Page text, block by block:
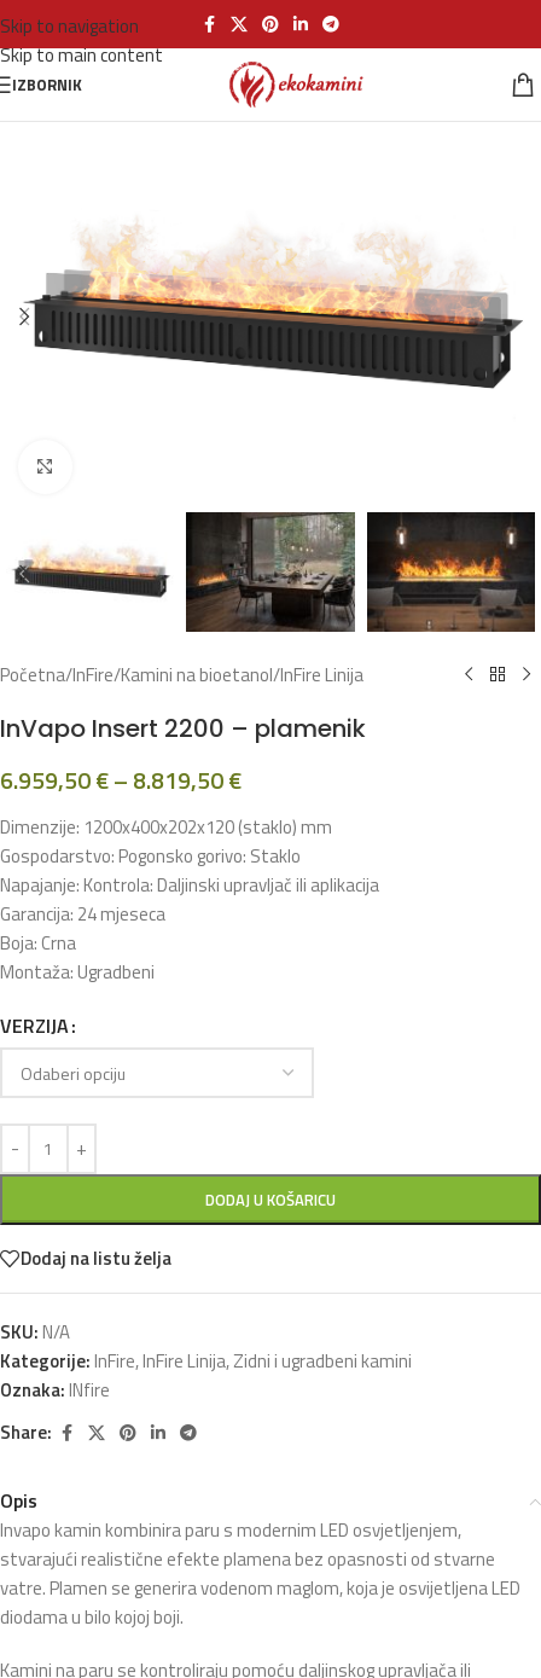
Skip to navigation
Skip to main content
IZBORNIK
Početna/InFire/Kamini na bioetanol/InFire Linija
InVapo Insert 2200 – plamenik
6.959,50€– 8.819,50€
Dimenzije: 1200x400x202x120 (staklo) mm
Gospodarstvo: Pogonsko gorivo: Staklo
Napajanje: Kontrola: Daljinski upravljač ili aplikacija
Garancija: 24 mjeseca
Boja: Crna
Montaža: Ugradbeni
VERZIJA
DODAJ U KOŠARICU
Dodaj na listu želja
SKU:N/A
Kategorije:InFire,InFire Linija,Zidni i ugradbeni kamini
Oznaka:INfire
Share:
Opis
Invapo kamin kombinira paru s modernim LED osvjetljenjem,
stvarajući realistične efekte plamena bez opasnosti od stvarne
vatre. Plamen se generira vodenom maglom, koja je osvijetljena LED
diodama u bilo kojoj boji.
Kamini na paru se kontroliraju pomoću daljinskog upravljača ili